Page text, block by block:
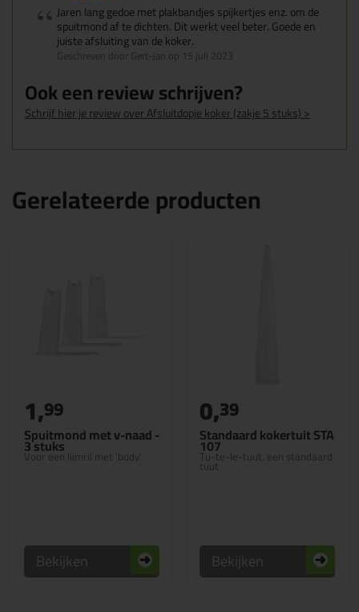
Jaren lang gedoe met plakbandjes spijkertjes enz. om de
spuitmond af te dichten. Dit werkt veel beter. Goede en
juiste afsluiting van de koker.
Geschreven door Gert-Jan op 15 juli 2023
Ook een review schrijven?
Schrijf hier je review over Afsluitdopje koker (zakje 5 stuks) >
Gerelateerde producten
Spuitmond met v-naad -
3 stuks
Voor een lijmril met 'body'
1,99
Bekijken
Standaard kokertuit STA
107
Tu-te-le-tuut, een standaard
tuut
0,39
Bekijken